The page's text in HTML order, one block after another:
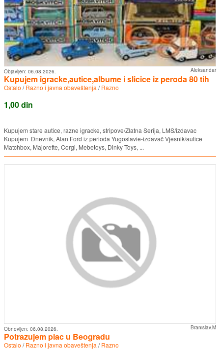
Aleksandar
Objavljen: 06.08.2026.
Kupujem igracke,autice,albume i slicice iz peroda 80 tih
Ostalo /Razno i javna obaveštenja /Razno
1,00 din
Kupujem stare autice, razne igracke, stripove/Zlatna Serija, LMS/izdavac
Kupujem Dnevnik, Alan Ford iz perioda Yugoslavie-izdavač Vjesnik/autice
Matchbox, Majorette, Corgi, Mebetoys, Dinky Toys, ...
Branislav.M
Obnovljen: 06.08.2026.
Potrazujem plac u Beogradu
Ostalo /Razno i javna obaveštenja /Razno